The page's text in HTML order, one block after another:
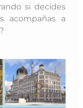
si decides
acompañas a